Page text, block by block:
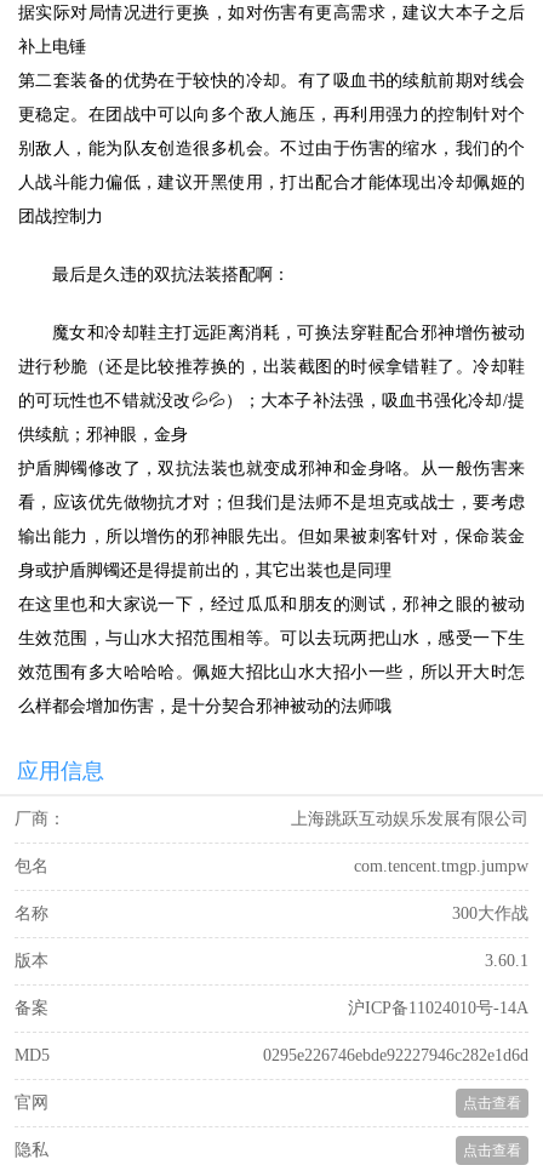
据实际对局情况进行更换，如对伤害有更高需求，建议大本子之后
补上电锤
第二套装备的优势在于较快的冷却。有了吸血书的续航前期对线会
更稳定。在团战中可以向多个敌人施压，再利用强力的控制针对个
别敌人，能为队友创造很多机会。不过由于伤害的缩水，我们的个
人战斗能力偏低，建议开黑使用，打出配合才能体现出冷却佩姬的
团战控制力
最后是久违的双抗法装搭配啊：
魔女和冷却鞋主打远距离消耗，可换法穿鞋配合邪神增伤被动
进行秒脆（还是比较推荐换的，出装截图的时候拿错鞋了。冷却鞋
的可玩性也不错就没改💦💦）；大本子补法强，吸血书强化冷却/提
供续航；邪神眼，金身
护盾脚镯修改了，双抗法装也就变成邪神和金身咯。从一般伤害来
看，应该优先做物抗才对；但我们是法师不是坦克或战士，要考虑
输出能力，所以增伤的邪神眼先出。但如果被刺客针对，保命装金
身或护盾脚镯还是得提前出的，其它出装也是同理
在这里也和大家说一下，经过瓜瓜和朋友的测试，邪神之眼的被动
生效范围，与山水大招范围相等。可以去玩两把山水，感受一下生
效范围有多大哈哈哈。佩姬大招比山水大招小一些，所以开大时怎
么样都会增加伤害，是十分契合邪神被动的法师哦
应用信息
厂商： 上海跳跃互动娱乐发展有限公司
包名 com.tencent.tmgp.jumpw
名称 300大作战
版本 3.60.1
备案 沪ICP备11024010号-14A
MD5 0295e226746ebde92227946c282e1d6d
官网 点击查看
隐私 点击查看